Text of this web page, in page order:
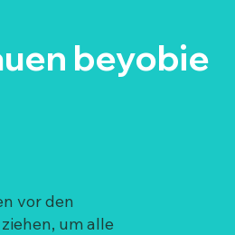
vor den
um alle
beyobie